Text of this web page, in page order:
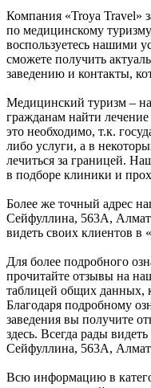
Компания «Troya Travel»
по медицинскому
воспользуетесь нашими
сможете получить
заведению и контакты,
Медицинский туризм –
гражданам найти
это необходимо, т.к.
либо услуги, а в
лечиться за границей.
в подборе клиники и
Более же точный адрес
Сейфуллина, 563А,
видеть своих клиентов в
Для более подробного
прочитайте отзывы на
таблицей общих данных,
Благодаря подробному
заведения вы получите
здесь. Всегда рады
Сейфуллина, 563А,
Всю информацию в